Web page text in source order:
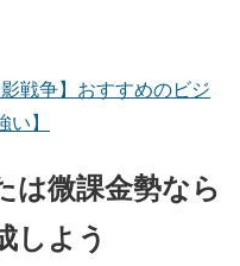
影戦争】おすすめのビジ
】
は微課金勢なら
しよう